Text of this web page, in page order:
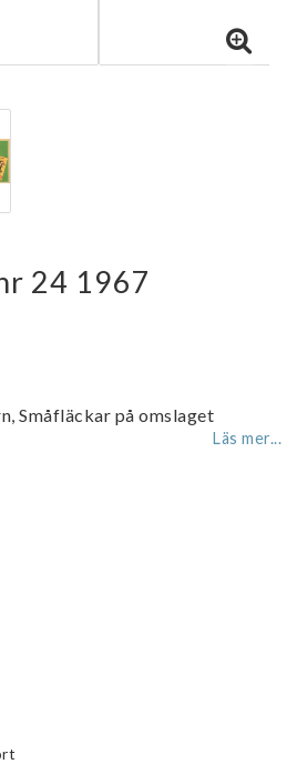
24 1967
Småfläckar på omslaget
Läs mer...